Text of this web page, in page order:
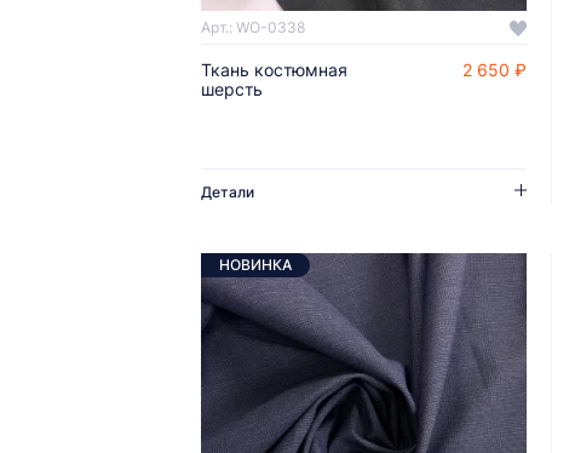
Арт.: WO-0338
Ткань костюмная
шерсть
2 650 ₽
Детали
НОВИНКА